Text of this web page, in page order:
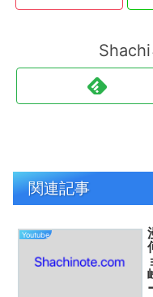
関連記事
Youtube